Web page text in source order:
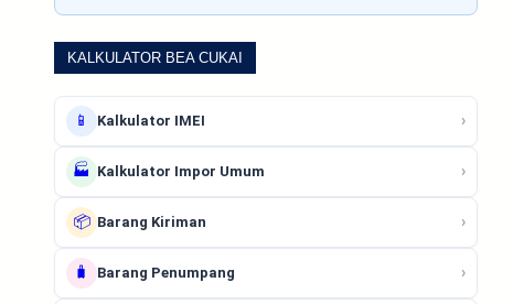
KALKULATOR BEA CUKAI
📱 Kalkulator IMEI ›
🏭 Kalkulator Impor Umum ›
📦 Barang Kiriman ›
🧳 Barang Penumpang ›